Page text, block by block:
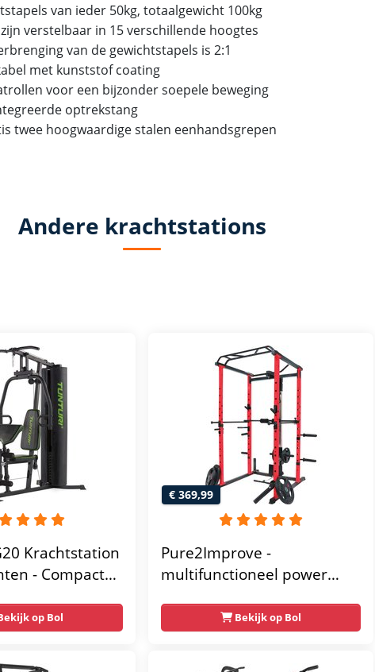
van ieder 50kg, totaalgewicht 100kg
verstelbaar in 15 verschillende hoogtes
van de gewichtstapels is 2:1
met kunststof coating
voor een bijzonder soepele beweging
optrekstang
twee hoogwaardige stalen eenhandsgrepen
Andere krachtstations
Krachtstation
- Compacte
voor
en
- Incl.
op Bol
€ 369,99
Pure2Improve -
multifunctioneel power
gym - 215x111x142
Bekijk op Bol